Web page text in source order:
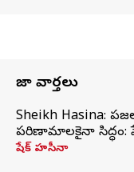
తాజా వార్తలు
Sheikh Hasina:
పరిణామాలకైనా సిద్ధం:
షేక్ హసీనా